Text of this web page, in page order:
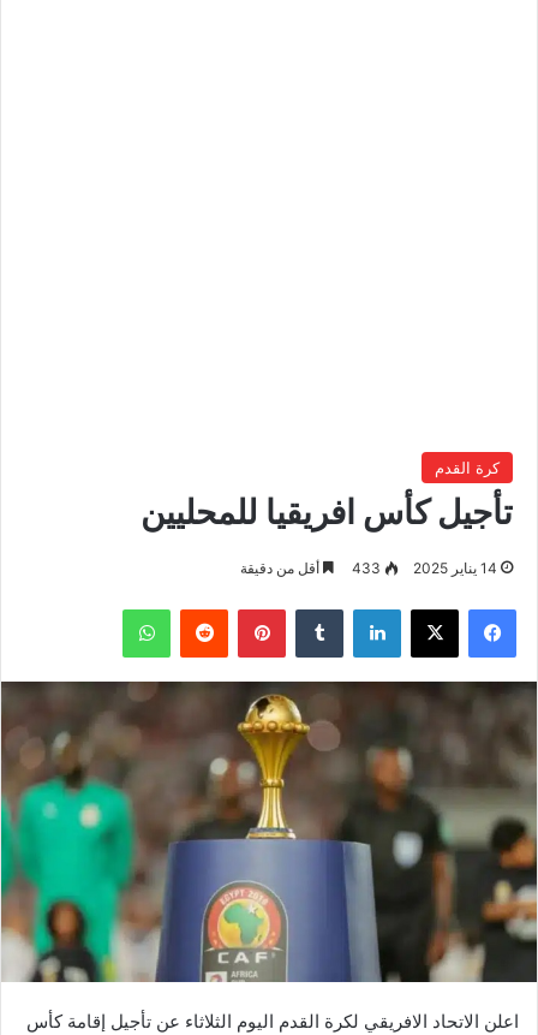
كرة القدم
تأجيل كأس افريقيا للمحليين
14 يناير 2025 433 أقل من دقيقة
فيسبوك ‫X لينكدإن بينتيريست واتساب
اعلن الاتحاد الافريقي لكرة القدم اليوم الثلاثاء عن تأجيل إقامة كأس